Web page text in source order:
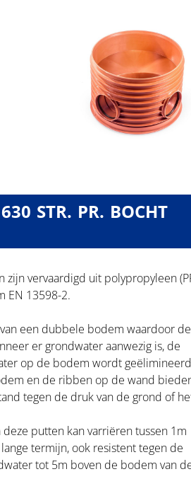
STR. PR. BOCHT
zijn vervaardigd uit polypropyleen
EN 13598-2.
een dubbele bodem waardoor de
er grondwater aanwezig is, de
op de bodem wordt
en de ribben op de wand
tegen de druk van de grond of
putten kan varriëren tussen 1m
termijn, ook resistent tegen de
tot 5m boven de bodem van